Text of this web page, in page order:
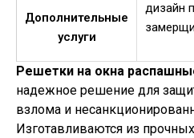
Дополнительные
услуги
дизайн
Решетки на окна
надежное решение для
взлома и
Изготавливаются из